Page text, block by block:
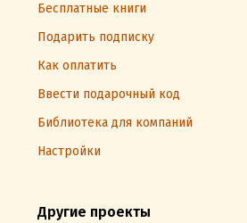
Бесплатные книги
Подарить подписку
Как оплатить
Ввести подарочный код
Библиотека для компаний
Настройки
Другие проекты